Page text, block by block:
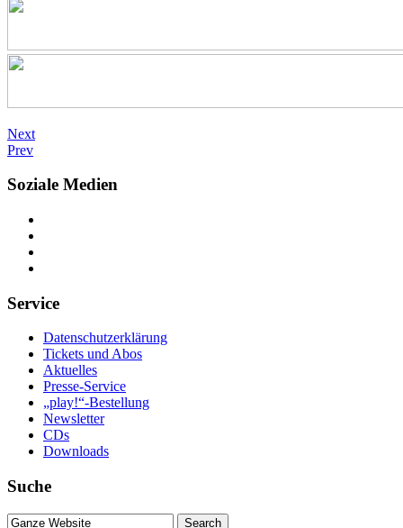
Next
Prev
Soziale Medien
Service
Datenschutzerklärung
Tickets und Abos
Aktuelles
Presse-Service
„play!“-Bestellung
Newsletter
CDs
Downloads
Suche
Suche